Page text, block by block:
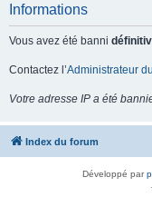
Informations
Vous avez été banni
Contactez l’Administrateur
Votre adresse IP a été
Index du forum
Développé par